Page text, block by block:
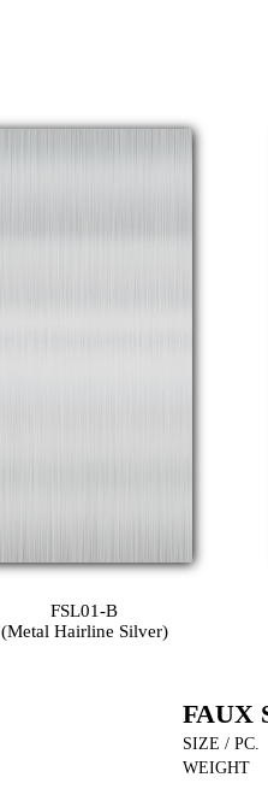
FSL01-B
(Metal Hairline Silver)
FAUX
SIZE / PC.
WEIGHT